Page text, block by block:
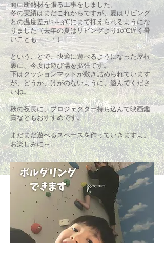
面に断熱材を張る工事をしました。
冬の実績はまだこれからですが、夏はリビング
との温度差が2～3℃にまで抑えられるようにな
りました（去年の夏はリビングより10℃近く暑
いことも・・・）
ということで、快適に遊べるようになった屋根
裏に、今度は遊び場を拡張です。
下はクッションマットが敷き詰められています
が、どうか、けがのないように、遊んでくださ
いね。
秋の夜長に、プロジェクター持ち込んで映画鑑
賞などもおすすめです。
まだまだ遊べるスペースを作っていきますよ。
お楽しみに～。